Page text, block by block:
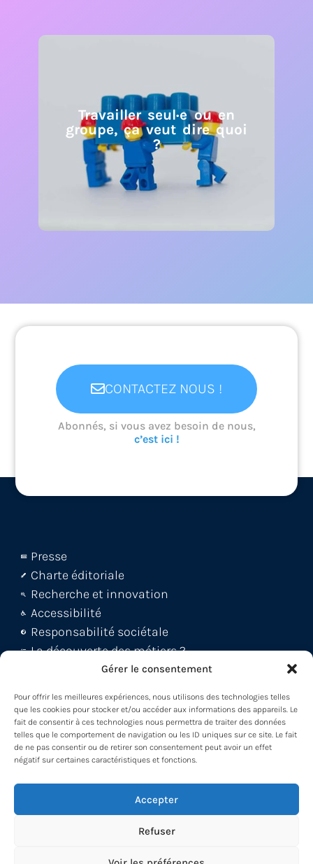
Gérer le consentement
Pour offrir les meilleures expériences, nous utilisons des technologies telles
que les cookies pour stocker et/ou accéder aux informations des appareils. Le
fait de consentir à ces technologies nous permettra de traiter des données
telles que le comportement de navigation ou les ID uniques sur ce site. Le fait
de ne pas consentir ou de retirer son consentement peut avoir un effet
négatif sur certaines caractéristiques et fonctions.
Accepter
Refuser
Travailler seul·e ou en
groupe, ça veut dire quoi
?
Travailler seul·e ou en
CONTACTEZ NOUS !
Abonnés, si vous avez besoin de nous,
c’est ici !
Presse
Charte éditoriale
Recherche et innovation
Accessibilité
Responsabilité sociétale
La découverte des métiers ?
Le blog Métiers 360 !
Découvrez la WebApp
Découvrez le Back office
Découvrez le Loader -MDM
Participez à nos formations !